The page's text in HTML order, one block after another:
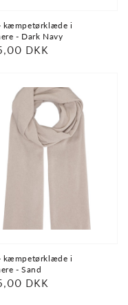
kæmpetørklæde i
- Dark Navy
DKK
kæmpetørklæde i
- Sand
DKK